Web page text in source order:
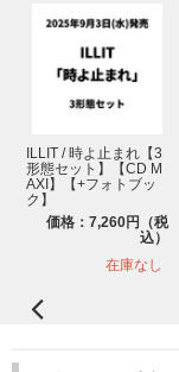
了いたします。
・必ず【横浜公演記
象】商品を選択して
象外になりますので
・セット商品をご購
す。(例：3形態セッ
※横浜公演記念ラッキ
バー別セルフィーフ
柄が異なります。
※上記、受付期間中
「メンバー個別シー
分が対象です。すで
※【横浜公演記念ラッ
形態セットをご購入
ILLIT / 時よ止まれ【3
形態セット】【CD M
AXI】【+フォトブッ
ク】
価格：7,260円（税
込）
在庫なし